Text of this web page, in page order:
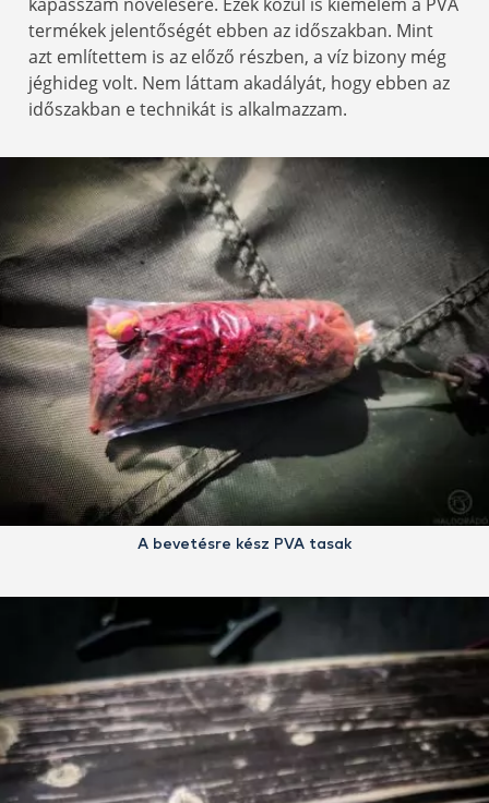
termékek jelentőségét ebben az időszakban. Mint
azt említettem is az előző részben, a víz bizony még
jéghideg volt. Nem láttam akadályát, hogy ebben az
időszakban e technikát is alkalmazzam.
A bevetésre kész PVA tasak